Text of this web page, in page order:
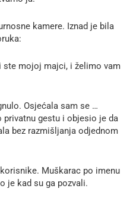
kamere. Iznad je bila
ste mojoj majci, i želimo vam
Osjećala sam se …
privatnu gestu i objesio je da
bez razmišljanja odjednom
Muškarac po imenu
je kad su ga pozvali.